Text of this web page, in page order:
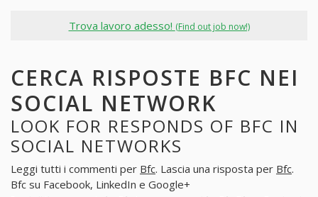
Trova lavoro adesso! (Find out job now!)
CERCA RISPOSTE BFC NEI
SOCIAL NETWORK
LOOK FOR RESPONDS OF BFC IN
SOCIAL NETWORKS
Leggi tutti i commenti per Bfc. Lascia una risposta per Bfc.
Bfc su Facebook, LinkedIn e Google+